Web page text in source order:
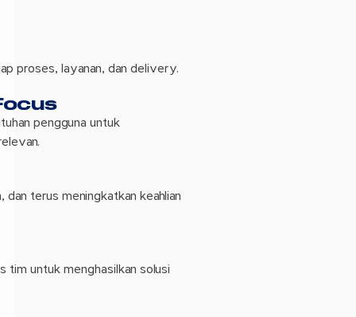
proses, layanan, dan delivery.
pengguna untuk
terus meningkatkan keahlian
tim untuk menghasilkan solusi